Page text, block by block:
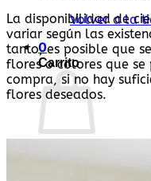
Volver a la
0
Carrito
La disponibilidad de
variar según las
tanto, es posible que
flores o colores que
compra, si no hay
flores deseados.